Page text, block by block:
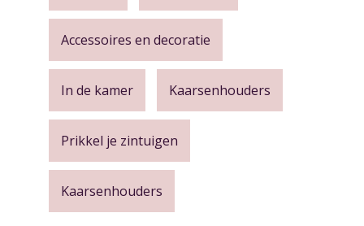
Accessoires en decoratie
In de kamer Kaarsenhouders
Prikkel je zintuigen
Kaarsenhouders